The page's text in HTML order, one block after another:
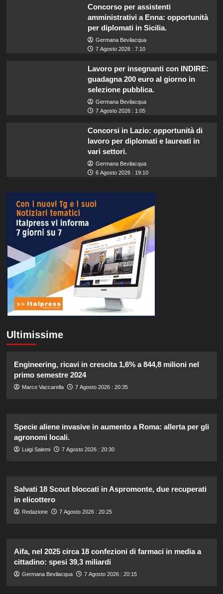
Concorso per assistenti
amministrativi a Enna: opportunità
per diplomati in Sicilia.
Germana Bevilacqua
7 Agosto 2026 : 7:10
Lavoro per insegnanti con INDIRE:
guadagna 200 euro al giorno in
selezione pubblica.
Germana Bevilacqua
7 Agosto 2026 : 1:05
Concorsi in Lazio: opportunità di
lavoro per diplomati e laureati in
vari settori.
Germana Bevilacqua
6 Agosto 2026 : 19:10
Ultimissime
Engineering, ricavi in crescita 1,6% a 844,8 milioni nel
primo semestre 2024
Marco Vaccarella 7 Agosto 2026 : 20:35
Specie aliene invasive in aumento a Roma: allerta per gli
agronomi locali.
Luigi Salemi 7 Agosto 2026 : 20:30
Salvati 18 Scout bloccati in Aspromonte, due recuperati
in elicottero
Redazione 7 Agosto 2026 : 20:25
Aifa, nel 2025 circa 18 confezioni di farmaci in media a
cittadino: spesi 39,3 miliardi
Germana Bevilacqua 7 Agosto 2026 : 20:15